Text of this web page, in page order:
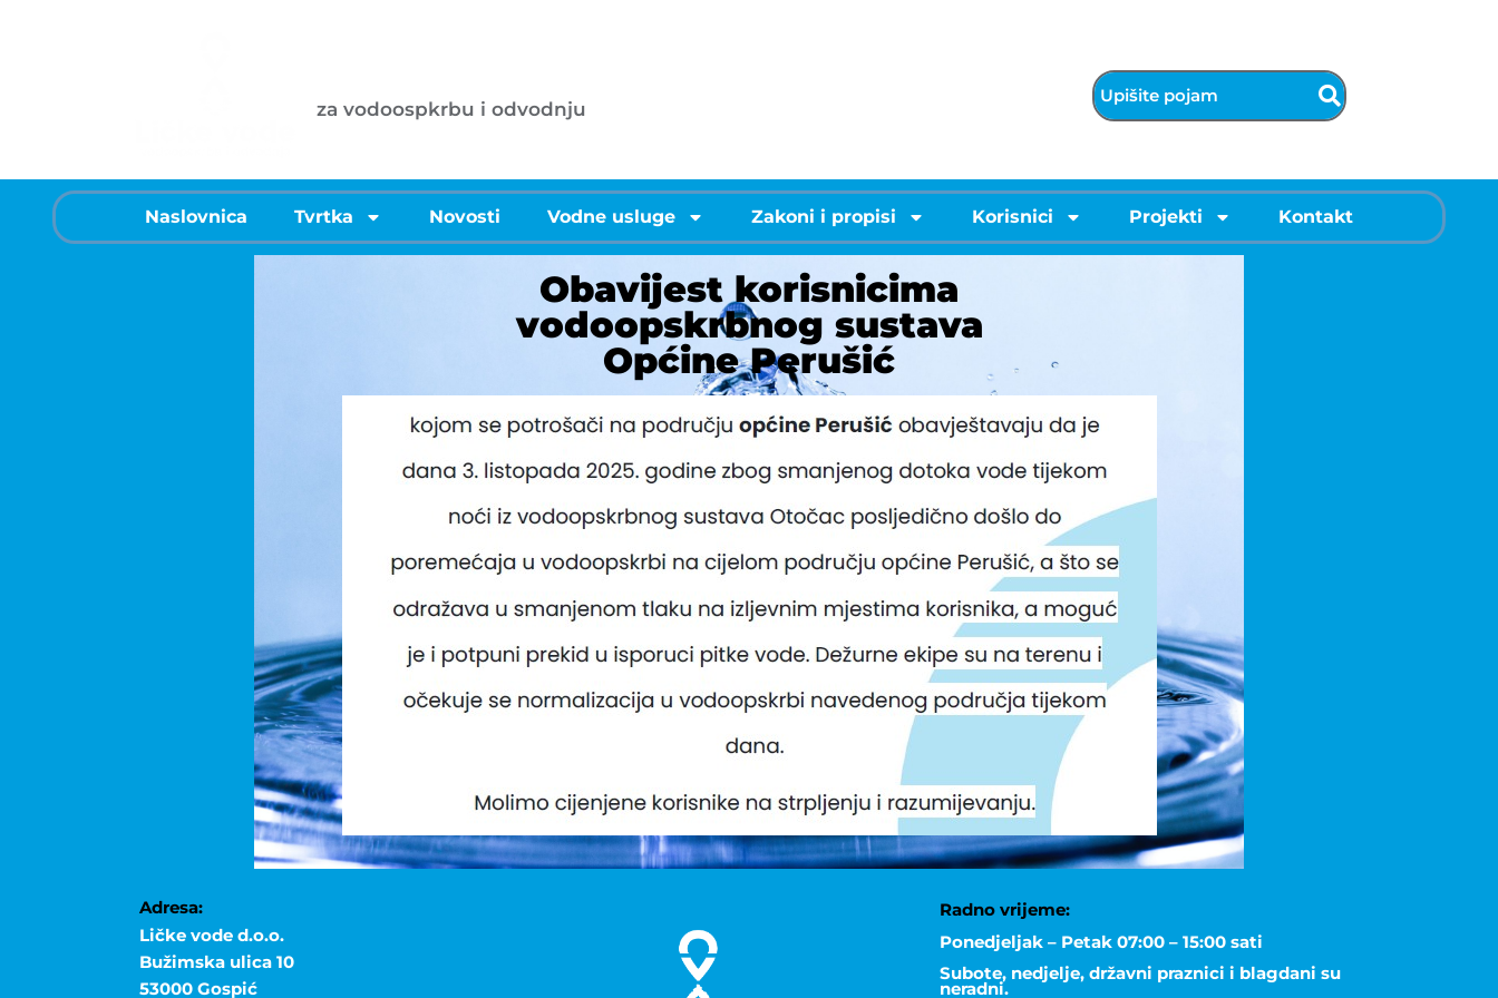
za vodoospkrbu i odvodnju
Naslovnica Tvrtka Novosti Vodne usluge Zakoni i propisi Korisnici Projekti Kontakt
Obavijest korisnicima
vodoopskrbnog sustava
Općine Perušić
Adresa:
Ličke vode d.o.o.
Bužimska ulica 10
53000 Gospić
Radno vrijeme:
Ponedjeljak – Petak 07:00 – 15:00 sati
Subote, nedjelje, državni praznici i blagdani su
neradni.